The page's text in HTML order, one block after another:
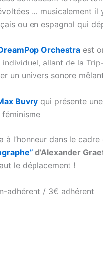
… musicalement il
ou en espagnol qui
Orchestra est
individuel, allant de la
un univers sonore
Buvry qui présente
à l’honneur dans le
d’Alexander
le déplacement !
adhérent / 3€ adhérent